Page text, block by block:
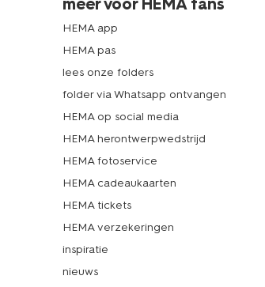
HEMA app
HEMA pas
lees onze folders
folder via Whatsapp ontvangen
HEMA op social media
HEMA herontwerpwedstrijd
HEMA fotoservice
HEMA cadeaukaarten
HEMA tickets
HEMA verzekeringen
inspiratie
nieuws